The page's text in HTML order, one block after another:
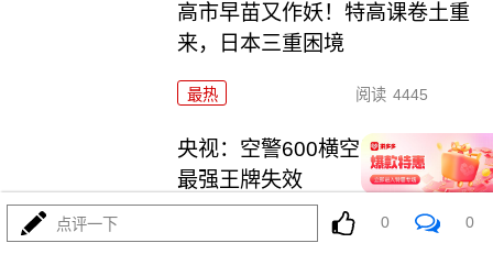
高市早苗又作妖！特高课卷土重
来，日本三重困境
最热 阅读 4445
央视：空警600横空出世，美航母
最强王牌失效
阅读 23290
点评一下 0 0